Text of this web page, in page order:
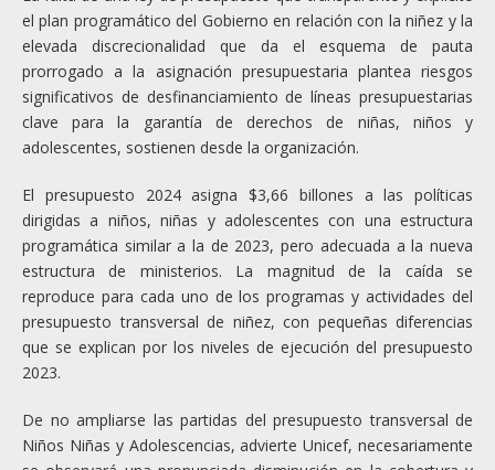
el plan programático del Gobierno en relación con la niñez y la
elevada discrecionalidad que da el esquema de pauta
prorrogado a la asignación presupuestaria plantea riesgos
significativos de desfinanciamiento de líneas presupuestarias
clave para la garantía de derechos de niñas, niños y
adolescentes, sostienen desde la organización.
El presupuesto 2024 asigna $3,66 billones a las políticas
dirigidas a niños, niñas y adolescentes con una estructura
programática similar a la de 2023, pero adecuada a la nueva
estructura de ministerios. La magnitud de la caída se
reproduce para cada uno de los programas y actividades del
presupuesto transversal de niñez, con pequeñas diferencias
que se explican por los niveles de ejecución del presupuesto
2023.
De no ampliarse las partidas del presupuesto transversal de
Niños Niñas y Adolescencias, advierte Unicef, necesariamente